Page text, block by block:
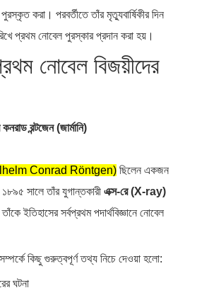
করা। পরবর্তীতে তাঁর মৃত্যুবার্ষিকীর দিন
প্রথম নোবেল পুরস্কার প্রদান করা হয়।
নোবেল বিজয়ীদের
রন্টজেন (জার্মানি)
Conrad Röntgen) ছিলেন একজন
১৮৯৫ সালে তাঁর যুগান্তকারী এক্স-রে (X-ray)
ইতিহাসের সর্বপ্রথম পদার্থবিজ্ঞানে নোবেল
কিছু গুরুত্বপূর্ণ তথ্য নিচে দেওয়া হলো:
ঘটনা